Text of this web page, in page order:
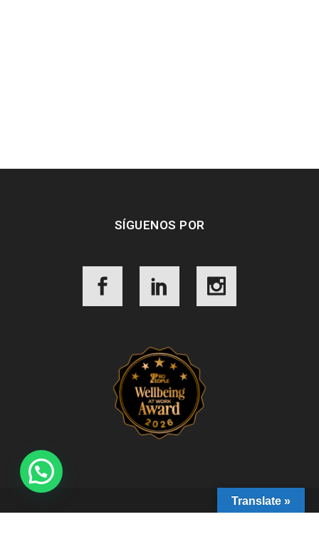
SÍGUENOS POR
Translate »